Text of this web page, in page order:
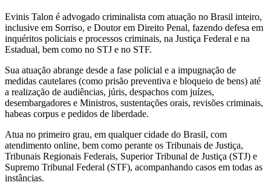
Evinis Talon é advogado criminalista com atuação no Brasil inteiro,
inclusive em Sorriso, e Doutor em Direito Penal, fazendo defesa em
inquéritos policiais e processos criminais, na Justiça Federal e na
Estadual, bem como no STJ e no STF.
Sua atuação abrange desde a fase policial e a impugnação de
medidas cautelares (como prisão preventiva e bloqueio de bens) até
a realização de audiências, júris, despachos com juízes,
desembargadores e Ministros, sustentações orais, revisões criminais,
habeas corpus e pedidos de liberdade.
Atua no primeiro grau, em qualquer cidade do Brasil, com
atendimento online, bem como perante os Tribunais de Justiça,
Tribunais Regionais Federais, Superior Tribunal de Justiça (STJ) e
Supremo Tribunal Federal (STF), acompanhando casos em todas as
instâncias.